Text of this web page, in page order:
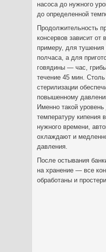
насоса до нужного
до определенной
Продолжительность
консервов зависит от
примеру, для тушения
полчаса, а для
говядины — час,
течение 45 мин.
стерилизации
повышенному
Именно такой
температуру кипения
нужного времени,
охлаждают и
давления.
После остывания
на хранение — все
обработаны и